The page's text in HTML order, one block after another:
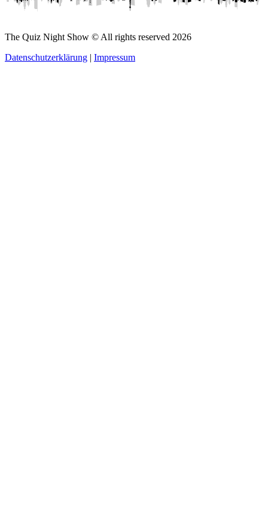
The Quiz Night Show © All rights reserved 2026
Datenschutzerklärung | Impressum